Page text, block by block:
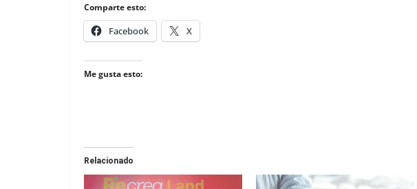
Comparte esto:
Facebook X
Me gusta esto:
Relacionado